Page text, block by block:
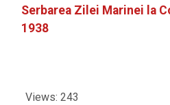
Serbarea Zilei Marinei la
1938
Views: 243